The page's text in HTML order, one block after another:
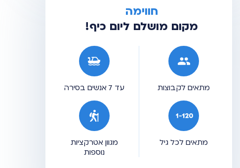
חווימה
מקום מושלם ליום כיף!
מתאים לקבוצות עד 7 אנשים בסירה
מתאים לכל גיל
מגוון אטרקציות
נוספות